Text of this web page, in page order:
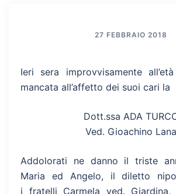
27 FEBBRAIO 2018
Ieri sera improvvisamente
mancata all’affetto dei suoi cari la
Dott.ssa ADA
Ved. Gioachino Lana
Addolorati ne danno il triste
Maria ed Angelo, il diletto
i fratelli Carmela ved.